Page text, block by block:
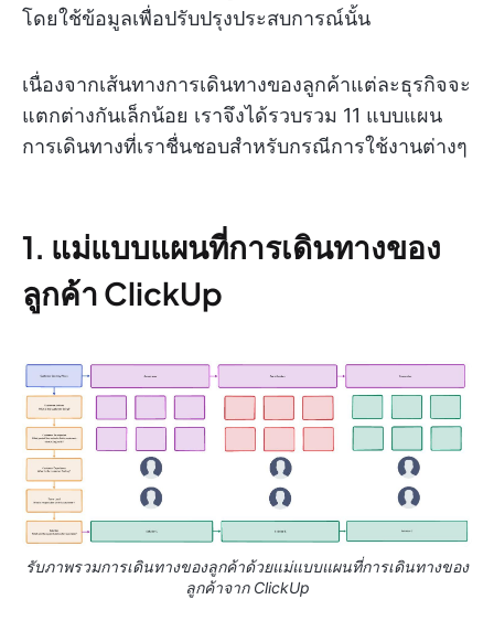
โดยใช้ข้อมูลเพื่อปรับปรุงประสบการณ์นั้น
เนื่องจากเส้นทางการเดินทางของลูกค้าแต่ละธุรกิจจะ
แตกต่างกันเล็กน้อย เราจึงได้รวบรวม 11 แบบแผน
การเดินทางที่เราชื่นชอบสำหรับกรณีการใช้งานต่างๆ
1. แม่แบบแผนที่การเดินทางของ
ลูกค้า ClickUp
รับภาพรวมการเดินทางของลูกค้าด้วยแม่แบบแผนที่การเดินทางของ
ลูกค้าจาก ClickUp